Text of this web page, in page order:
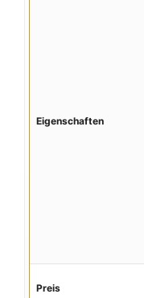
Eigenschaften
Preis